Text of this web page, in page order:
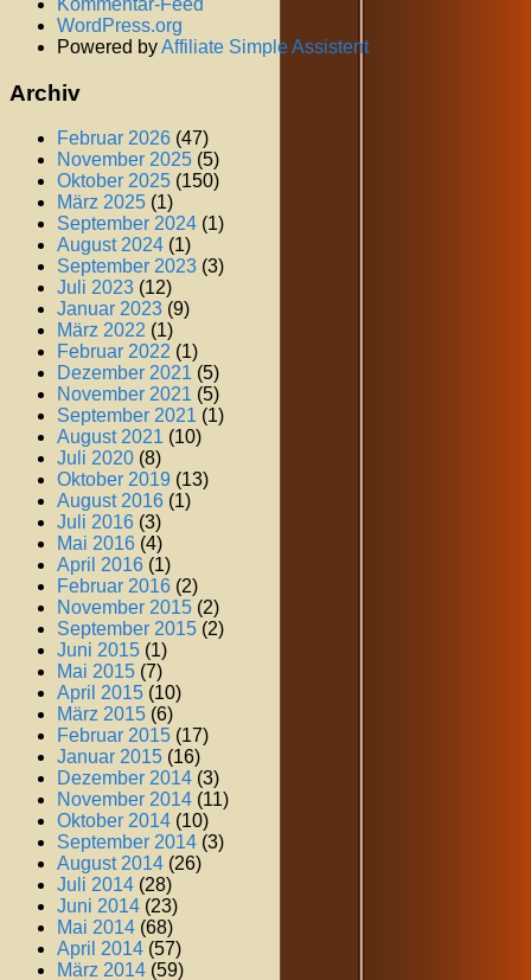
Kommentar-Feed
WordPress.org
Powered byAffiliate Simple Assistent
Archiv
Februar 2026 (47)
November 2025 (5)
Oktober 2025 (150)
März 2025 (1)
September 2024 (1)
August 2024 (1)
September 2023 (3)
Juli 2023 (12)
Januar 2023 (9)
März 2022 (1)
Februar 2022 (1)
Dezember 2021 (5)
November 2021 (5)
September 2021 (1)
August 2021 (10)
Juli 2020 (8)
Oktober 2019 (13)
August 2016 (1)
Juli 2016 (3)
Mai 2016 (4)
April 2016 (1)
Februar 2016 (2)
November 2015 (2)
September 2015 (2)
Juni 2015 (1)
Mai 2015 (7)
April 2015 (10)
März 2015 (6)
Februar 2015 (17)
Januar 2015 (16)
Dezember 2014 (3)
November 2014 (11)
Oktober 2014 (10)
September 2014 (3)
August 2014 (26)
Juli 2014 (28)
Juni 2014 (23)
Mai 2014 (68)
April 2014 (57)
März 2014 (59)